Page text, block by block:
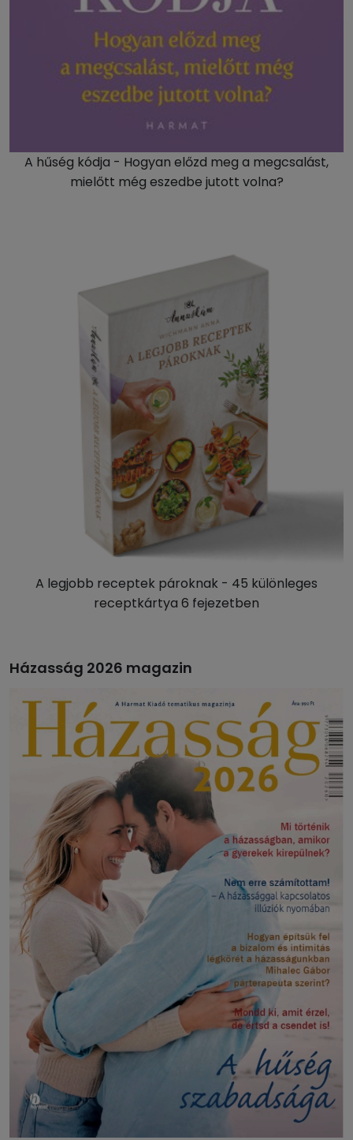
A hűség kódja - Hogyan előzd meg a megcsalást,
mielőtt még eszedbe jutott volna?
A legjobb receptek pároknak - 45 különleges
receptkártya 6 fejezetben
Házasság 2026 magazin